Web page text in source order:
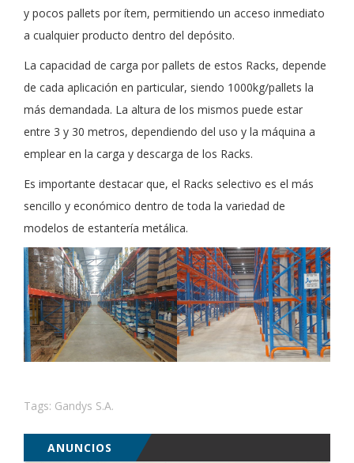
y pocos pallets por ítem, permitiendo un acceso inmediato
a cualquier producto dentro del depósito.
La capacidad de carga por pallets de estos Racks, depende
de cada aplicación en particular, siendo 1000kg/pallets la
más demandada. La altura de los mismos puede estar
entre 3 y 30 metros, dependiendo del uso y la máquina a
emplear en la carga y descarga de los Racks.
Es importante destacar que, el Racks selectivo es el más
sencillo y económico dentro de toda la variedad de
modelos de estantería metálica.
Tags: Gandys S.A.
ANUNCIOS